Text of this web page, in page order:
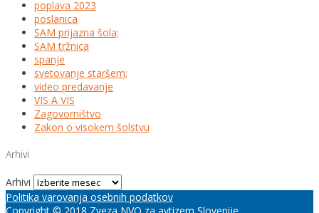
poplava 2023
poslanica
SAM prijazna šola;
SAM tržnica
spanje
svetovanje staršem;
video predavanje
VIS A VIS
Zagovorništvo
Zakon o visokem šolstvu
Arhivi
Arhivi
Politika varovanja osebnih podatkov